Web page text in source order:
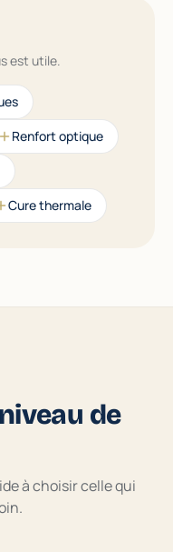
est utile.
Renfort optique
Cure thermale
de
à choisir celle qui